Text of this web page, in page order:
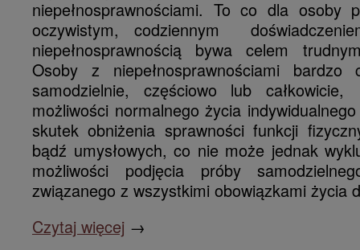
niepełnosprawnościami. To co dla osoby
oczywistym, codziennym
niepełnosprawnością bywa celem
Osoby z niepełnosprawnościami
samodzielnie, częściowo lub
możliwości normalnego życia
skutek obniżenia sprawności funkcji
bądź umysłowych, co nie może jednak
możliwości podjęcia próby
związanego z wszystkimi obowiązkami życia
Czytaj więcej →